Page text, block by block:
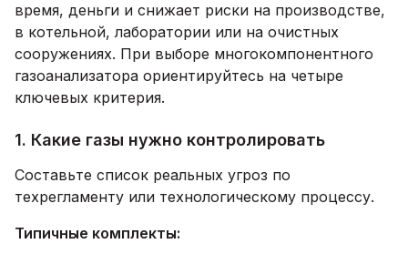
время, деньги и снижает риски на производстве,
в котельной, лаборатории или на очистных
сооружениях. При выборе многокомпонентного
газоанализатора ориентируйтесь на четыре
ключевых критерия.
1. Какие газы нужно контролировать
Составьте список реальных угроз по
техрегламенту или технологическому процессу.
Типичные комплекты: